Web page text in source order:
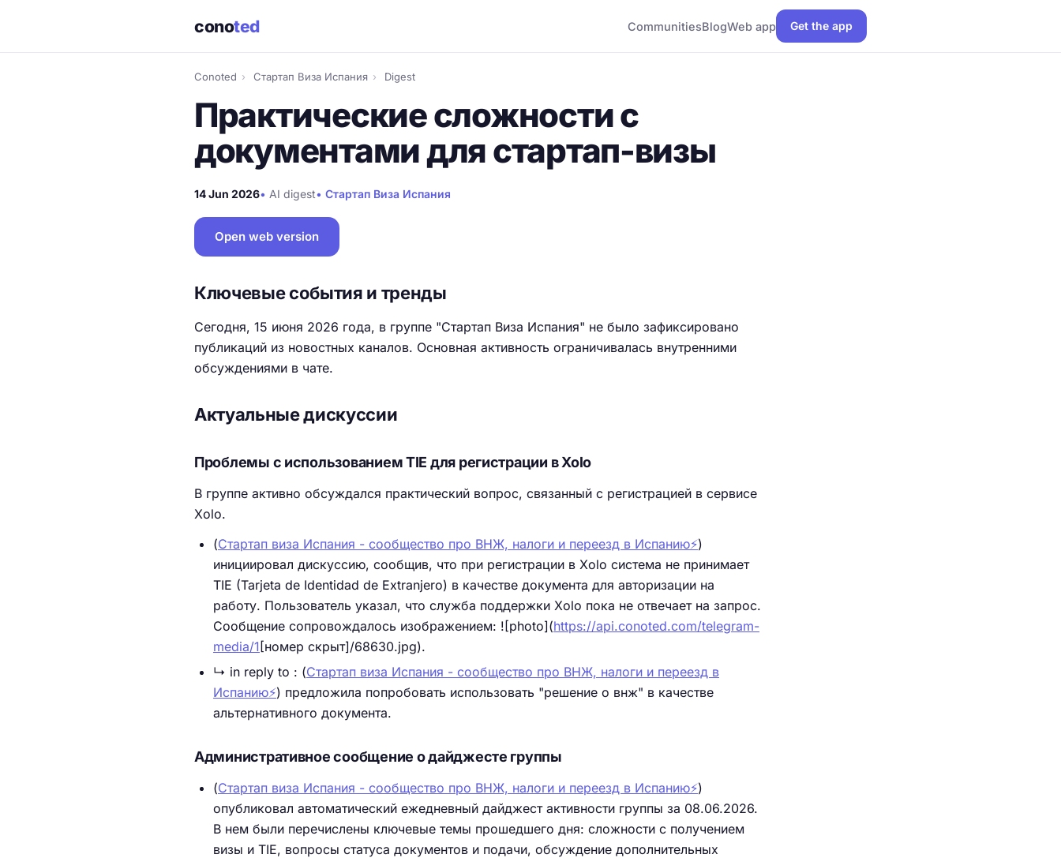
conoted CommunitiesBlogWeb app Get the app
Conoted › Стартап Виза Испания › Digest
Практические сложности с
документами для стартап-визы
14 Jun 2026• AI digest• Стартап Виза Испания
Open web version
Ключевые события и тренды
Сегодня, 15 июня 2026 года, в группе "Стартап Виза Испания" не было зафиксировано
публикаций из новостных каналов. Основная активность ограничивалась внутренними
обсуждениями в чате.
Актуальные дискуссии
Проблемы с использованием TIE для регистрации в Xolo
В группе активно обсуждался практический вопрос, связанный с регистрацией в сервисе
Xolo.
(Стартап виза Испания - сообщество про ВНЖ, налоги и переезд в Испанию⚡️)
инициировал дискуссию, сообщив, что при регистрации в Xolo система не принимает
TIE (Tarjeta de Identidad de Extranjero) в качестве документа для авторизации на
работу. Пользователь указал, что служба поддержки Xolo пока не отвечает на запрос.
Сообщение сопровождалось изображением: ![photo](https://api.conoted.com/telegram-
media/1 [номер скрыт]/68630.jpg).
↳ in reply to : (Стартап виза Испания - сообщество про ВНЖ, налоги и переезд в
Испанию⚡️) предложила попробовать использовать "решение о внж" в качестве
альтернативного документа.
Административное сообщение о дайджесте группы
(Стартап виза Испания - сообщество про ВНЖ, налоги и переезд в Испанию⚡️)
опубликовал автоматический ежедневный дайджест активности группы за 08.06.2026.
В нем были перечислены ключевые темы прошедшего дня: сложности с получением
визы и TIE, вопросы статуса документов и подачи, обсуждение дополнительных